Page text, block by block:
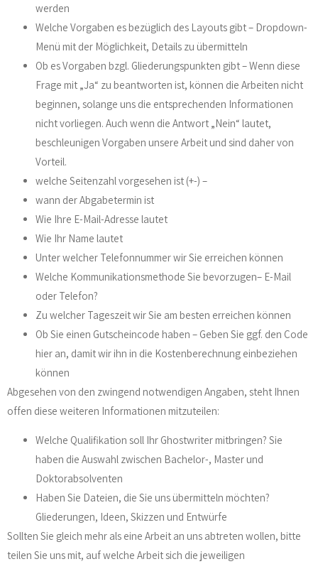
werden
Welche Vorgaben es bezüglich des Layouts gibt – Dropdown-
Menü mit der Möglichkeit, Details zu übermitteln
Ob es Vorgaben bzgl. Gliederungspunkten gibt – Wenn diese
Frage mit „Ja“ zu beantworten ist, können die Arbeiten nicht
beginnen, solange uns die entsprechenden Informationen
nicht vorliegen. Auch wenn die Antwort „Nein“ lautet,
beschleunigen Vorgaben unsere Arbeit und sind daher von
Vorteil.
welche Seitenzahl vorgesehen ist (+-) –
wann der Abgabetermin ist
Wie Ihre E-Mail-Adresse lautet
Wie Ihr Name lautet
Unter welcher Telefonnummer wir Sie erreichen können
Welche Kommunikationsmethode Sie bevorzugen– E-Mail
oder Telefon?
Zu welcher Tageszeit wir Sie am besten erreichen können
Ob Sie einen Gutscheincode haben – Geben Sie ggf. den Code
hier an, damit wir ihn in die Kostenberechnung einbeziehen
können
Abgesehen von den zwingend notwendigen Angaben, steht Ihnen
offen diese weiteren Informationen mitzuteilen:
Welche Qualifikation soll Ihr Ghostwriter mitbringen? Sie
haben die Auswahl zwischen Bachelor-, Master und
Doktorabsolventen
Haben Sie Dateien, die Sie uns übermitteln möchten?
Gliederungen, Ideen, Skizzen und Entwürfe
Sollten Sie gleich mehr als eine Arbeit an uns abtreten wollen, bitte
teilen Sie uns mit, auf welche Arbeit sich die jeweiligen